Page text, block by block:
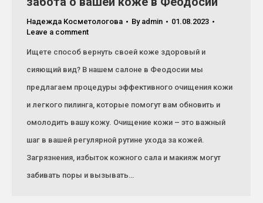
Надежда Косметологова By admin
01.08.2023
Leave a comment
Ищете способ вернуть своей коже здоровый и
сияющий вид? В нашем салоне в Феодосии мы
предлагаем процедуры эффективного очищения кожи
и легкого пилинга, которые помогут вам обновить и
омолодить вашу кожу. Очищение кожи – это важный
шаг в вашей регулярной рутине ухода за кожей.
Загрязнения, избыток кожного сала и макияж могут
забивать поры и вызывать…